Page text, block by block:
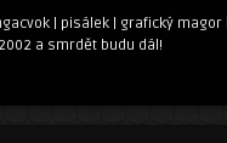
| pisálek | grafický magor
a smrdět budu dál!